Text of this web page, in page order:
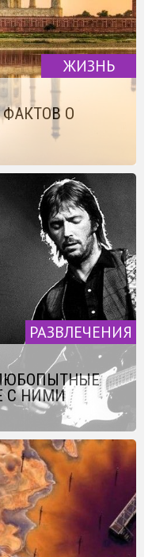
ЖИЗНЬ
О
РАЗВЛЕЧЕНИЯ
С НИМИ